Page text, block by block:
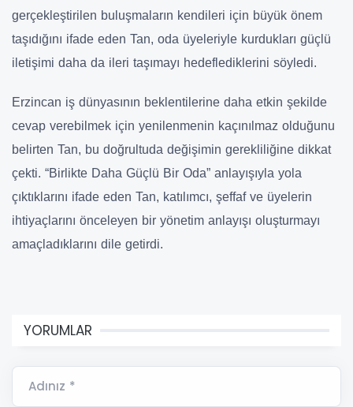
gerçekleştirilen buluşmaların kendileri için büyük önem
taşıdığını ifade eden Tan, oda üyeleriyle kurdukları güçlü
iletişimi daha da ileri taşımayı hedeflediklerini söyledi.
Erzincan iş dünyasının beklentilerine daha etkin şekilde
cevap verebilmek için yenilenmenin kaçınılmaz olduğunu
belirten Tan, bu doğrultuda değişimin gerekliliğine dikkat
çekti. “Birlikte Daha Güçlü Bir Oda” anlayışıyla yola
çıktıklarını ifade eden Tan, katılımcı, şeffaf ve üyelerin
ihtiyaçlarını önceleyen bir yönetim anlayışı oluşturmayı
amaçladıklarını dile getirdi.
YORUMLAR
Adınız *